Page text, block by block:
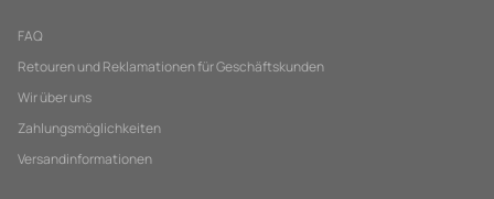
FAQ
Retouren und Reklamationen für Geschäftskunden
Wir über uns
Zahlungsmöglichkeiten
Versandinformationen